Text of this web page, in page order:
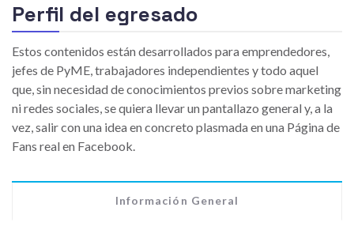
Perfil del egresado
Estos contenidos están desarrollados para emprendedores,
jefes de PyME, trabajadores independientes y todo aquel
que, sin necesidad de conocimientos previos sobre marketing
ni redes sociales, se quiera llevar un pantallazo general y, a la
vez, salir con una idea en concreto plasmada en una Página de
Fans real en Facebook.
Información General